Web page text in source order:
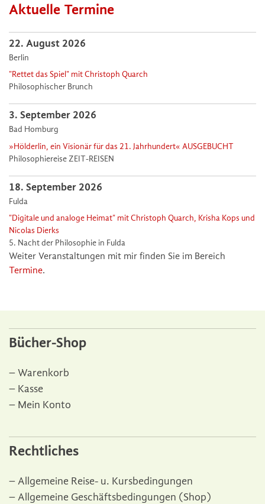
Aktuelle Termine
22. August 2026
Berlin
"Rettet das Spiel" mit Christoph Quarch
Philosophischer Brunch
3. September 2026
Bad Homburg
»Hölderlin, ein Visionär für das 21. Jahrhundert« AUSGEBUCHT
Philosophiereise ZEIT-REISEN
18. September 2026
Fulda
"Digitale und analoge Heimat" mit Christoph Quarch, Krisha Kops und
Nicolas Dierks
5. Nacht der Philosophie in Fulda
Weiter Veranstaltungen mit mir finden Sie im Bereich
Termine.
Bücher-Shop
Warenkorb
Kasse
Mein Konto
Rechtliches
Allgemeine Reise- u. Kursbedingungen
Allgemeine Geschäftsbedingungen (Shop)